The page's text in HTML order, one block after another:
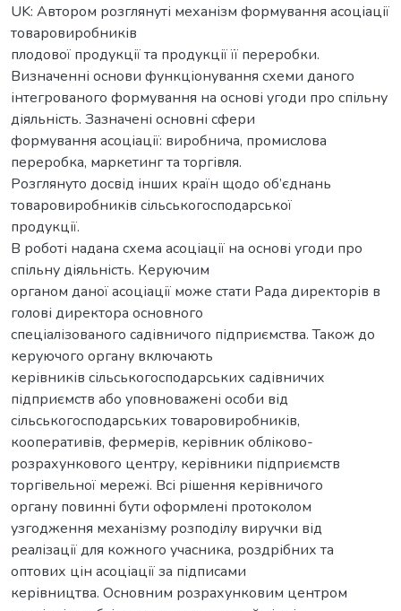
UK: Автором розглянуті механізм формування асоціації
товаровиробників
плодової продукції та продукції її переробки.
Визначенні основи функціонування схеми даного
інтегрованого формування на основі угоди про спільну
діяльність. Зазначені основні сфери
формування асоціації: виробнича, промислова
переробка, маркетинг та торгівля.
Розглянуто досвід інших країн щодо об’єднань
товаровиробників сільськогосподарської
продукції.
В роботі надана схема асоціації на основі угоди про
спільну діяльність. Керуючим
органом даної асоціації може стати Рада директорів в
голові директора основного
спеціалізованого садівничого підприємства. Також до
керуючого органу включають
керівників сільськогосподарських садівничих
підприємств або уповноважені особи від
сільськогосподарських товаровиробників,
кооперативів, фермерів, керівник обліково-
розрахункового центру, керівники підприємств
торгівельної мережі. Всі рішення керівничого
органу повинні бути оформлені протоколом
узгодження механізму розподілу виручки від
реалізації для кожного учасника, роздрібних та
оптових цін асоціації за підписами
керівництва. Основним розрахунковим центром